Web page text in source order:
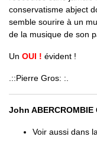
conservatisme abject
semble sourire à un
de la musique de son
Un OUI ! évident !
.::Pierre Gros: :.
John
Voir aussi dans la